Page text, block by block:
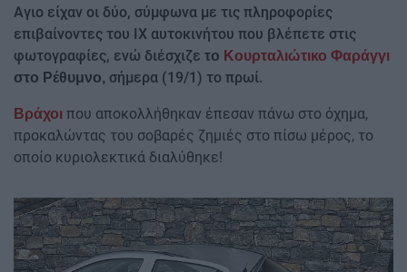
Αγιο είχαν οι δύο, σύμφωνα με τις πληροφορίες
επιβαίνοντες του ΙΧ αυτοκινήτου που βλέπετε στις
φωτογραφίες, ενώ διέσχιζε το Κουρταλιώτικο Φαράγγι
στο Ρέθυμνο, σήμερα (19/1) το πρωί.
Βράχοι που αποκολλήθηκαν έπεσαν πάνω στο όχημα,
προκαλώντας του σοβαρές ζημιές στο πίσω μέρος, το
οποίο κυριολεκτικά διαλύθηκε!
Image